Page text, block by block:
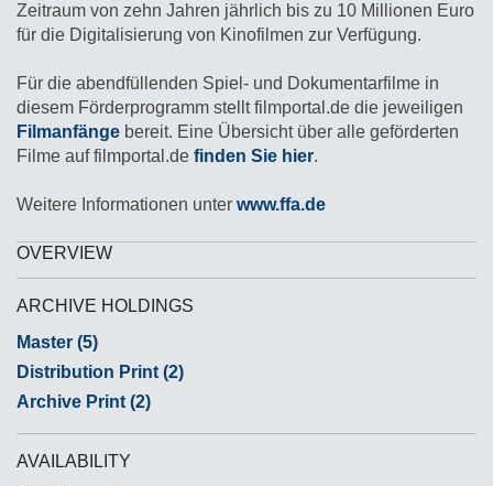
Zeitraum von zehn Jahren jährlich bis zu 10 Millionen Euro
für die Digitalisierung von Kinofilmen zur Verfügung.
Für die abendfüllenden Spiel- und Dokumentarfilme in
diesem Förderprogramm stellt filmportal.de die jeweiligen
Filmanfänge bereit. Eine Übersicht über alle geförderten
Filme auf filmportal.de finden Sie hier.
Weitere Informationen unter www.ffa.de
OVERVIEW
ARCHIVE HOLDINGS
Master (5)
Distribution Print (2)
Archive Print (2)
AVAILABILITY